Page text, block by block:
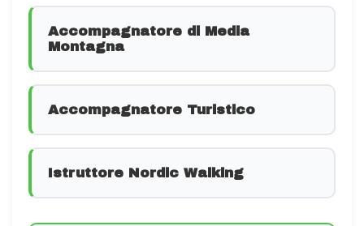
Accompagnatore di Media
Montagna
Accompagnatore Turistico
Istruttore Nordic Walking